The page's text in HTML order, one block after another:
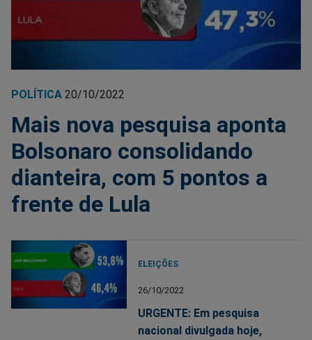
POLÍTICA 20/10/2022
Mais nova pesquisa aponta
Bolsonaro consolidando
dianteira, com 5 pontos a
frente de Lula
ELEIÇÕES
26/10/2022
URGENTE: Em pesquisa
nacional divulgada hoje,